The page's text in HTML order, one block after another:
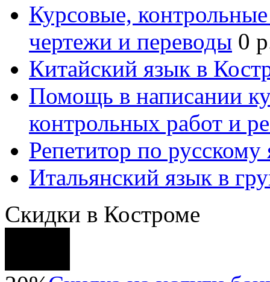
Курсовые,
чертежи и переводы 0
Китайский язык в
Помощь в написании
контрольных работ и
Репетитор по русскому
Итальянский язык в
Скидки в Костроме